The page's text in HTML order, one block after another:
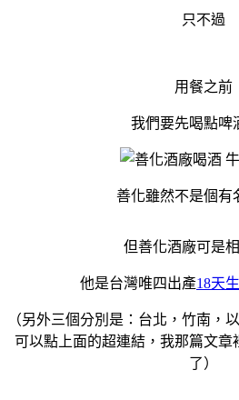
只不過
用餐之前
我們要先喝點啤
善化雖然不是個有
但善化酒廠可是
他是台灣唯四出產18天
（另外三個分別是：台北，竹南，
可以點上面的超連結，我那篇文章
了）